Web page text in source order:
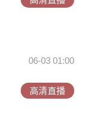
06-03 01:00
高清直播